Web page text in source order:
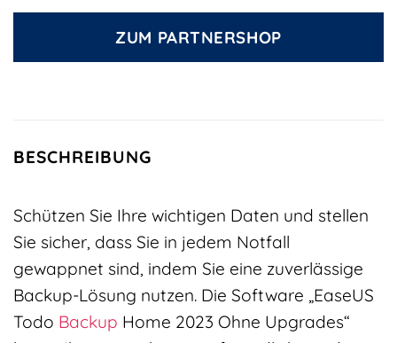
ZUM PARTNERSHOP
BESCHREIBUNG
Schützen Sie Ihre wichtigen Daten und stellen
Sie sicher, dass Sie in jedem Notfall
gewappnet sind, indem Sie eine zuverlässige
Backup-Lösung nutzen. Die Software „EaseUS
Todo Backup Home 2023 Ohne Upgrades“